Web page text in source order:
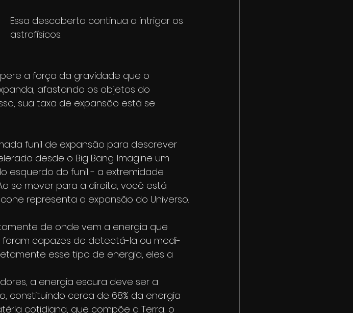
Essa descoberta continua a intrigar os
astrofísicos.
a força da gravidade que o
afastando os objetos do
sua taxa de expansão está se
funil de expansão para descrever
desde o Big Bang. Imagine um
esquerdo do funil - a extremidade
se mover para a direita, você está
representa a expansão do Universo.
de onde vem a energia que
foram capazes de detectá-la ou medi-
esse tipo de energia, eles a
a energia escura deve ser a
constituindo cerca de 68% da energia
cotidiana, que compõe a Terra, o